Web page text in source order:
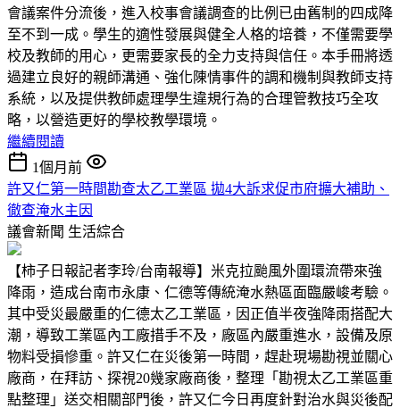
會議案件分流後，進入校事會議調查的比例已由舊制的四成降
至不到一成。學生的適性發展與健全人格的培養，不僅需要學
校及教師的用心，更需要家長的全力支持與信任。本手冊將透
過建立良好的親師溝通、強化陳情事件的調和機制與教師支持
系統，以及提供教師處理學生違規行為的合理管教技巧全攻
略，以營造更好的學校教學環境。
繼續閱讀
1個月前
許又仁第一時間勘查太乙工業區 拋4大訴求促市府擴大補助、
徹查淹水主因
議會新聞 生活綜合
【柿子日報記者李玲/台南報導】米克拉颱風外圍環流帶來強
降雨，造成台南市永康、仁德等傳統淹水熱區面臨嚴峻考驗。
其中受災最嚴重的仁德太乙工業區，因正值半夜強降雨搭配大
潮，導致工業區內工廠措手不及，廠區內嚴重進水，設備及原
物料受損慘重。許又仁在災後第一時間，趕赴現場勘視並關心
廠商，在拜訪、探視20幾家廠商後，整理「勘視太乙工業區重
點整理」送交相關部門後，許又仁今日再度針對治水與災後配